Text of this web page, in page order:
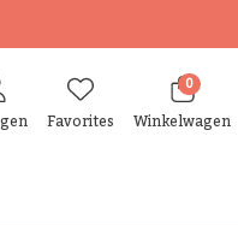
Favorites
0
Winkelwagen